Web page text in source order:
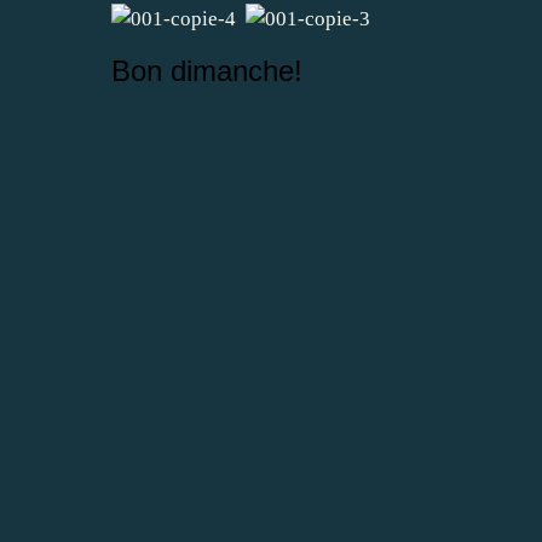
Bon dimanche!